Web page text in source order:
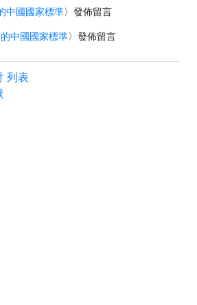
中國國家標準〉發佈留言
中國國家標準〉發佈留言
列表